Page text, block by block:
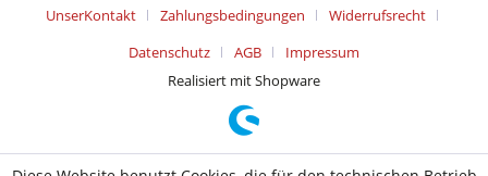
UnserKontakt
Zahlungsbedingungen
Widerrufsrecht
Datenschutz
AGB
Impressum
Realisiert mit Shopware